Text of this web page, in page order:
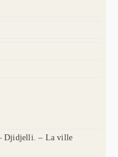
Djidjelli. – La ville